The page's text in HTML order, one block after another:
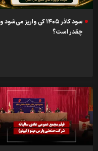
سود کاذر ۱۴۰۵ کی واریز می‌شود و
چقدر است؟